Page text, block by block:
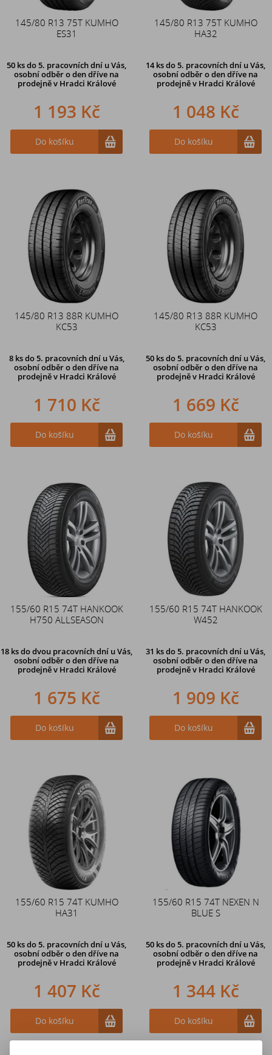
145/80 R13 75T KUMHO
ES31
50 ksdo 5. pracovních dní u Vás,
osobní odběr o den dříve na
prodejněv Hradci Králové
1 193 Kč
Do košíku
145/80 R13 75T KUMHO
HA32
14 ksdo 5. pracovních dní u Vás,
osobní odběr o den dříve na
prodejněv Hradci Králové
1 048 Kč
Do košíku
145/80 R13 88R KUMHO
KC53
8 ks do 5. pracovních dní u Vás,
osobní odběr o den dříve na
prodejněv Hradci Králové
1 710 Kč
Do košíku
145/80 R13 88R KUMHO
KC53
50 ksdo 5. pracovních dní u Vás,
osobní odběr o den dříve na
prodejněv Hradci Králové
1 669 Kč
Do košíku
155/60 R15 74T HANKOOK
H750 ALLSEASON
18 ksdo dvou pracovních dní u Vás,
osobní odběr o den dříve na
prodejně v Hradci Králové
1 675 Kč
Do košíku
155/60 R15 74T HANKOOK
W452
31 ksdo 5. pracovních dní u Vás,
osobní odběr o den dříve na
prodejněv Hradci Králové
1 909 Kč
Do košíku
155/60 R15 74T KUMHO
HA31
50 ksdo 5. pracovních dní u Vás,
osobní odběr o den dříve na
prodejněv Hradci Králové
1 407 Kč
Do košíku
155/60 R15 74T NEXEN N
BLUE S
50 ksdo 5. pracovních dní u Vás,
osobní odběr o den dříve na
prodejněv Hradci Králové
1 344 Kč
Do košíku